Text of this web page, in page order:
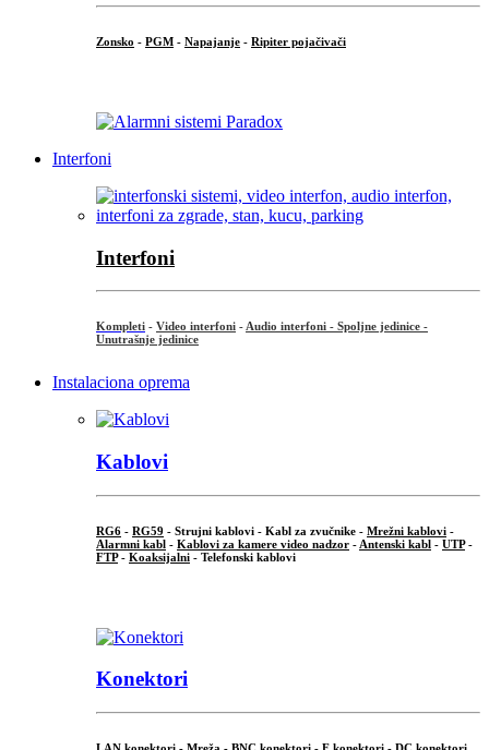
Zonsko - PGM - Napajanje - Ripiter pojačivači
Interfoni
Interfoni
Kompleti - Video interfoni - Audio interfoni - Spoljne jedinice -
Unutrašnje jedinice
Instalaciona oprema
Kablovi
RG6 - RG59 - Strujni kablovi - Kabl za zvučnike - Mrežni kablovi -
Alarmni kabl - Kablovi za kamere video nadzor - Antenski kabl - UTP-
FTP- Koaksijalni - Telefonski kablovi
Konektori